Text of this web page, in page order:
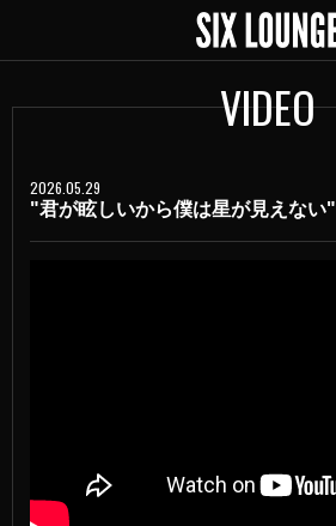
VIDEO
2026.05.29
"君が眩しいから僕は星が見えない"